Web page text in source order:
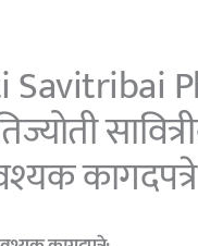
कागदपत्रे